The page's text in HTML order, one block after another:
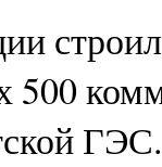
500
ГЭС.